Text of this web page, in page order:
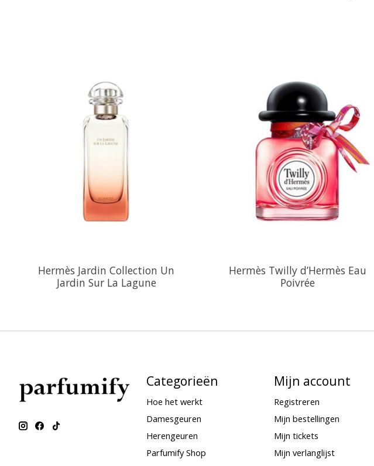
Hermès Jardin Collection Un
Jardin Sur La Lagune
Hermès Twilly d’Hermès Eau
Poivrée
Categorieën
Hoe het werkt
Damesgeuren
Herengeuren
Parfumify Shop
Mijn account
Registreren
Mijn bestellingen
Mijn tickets
Mijn verlanglijst